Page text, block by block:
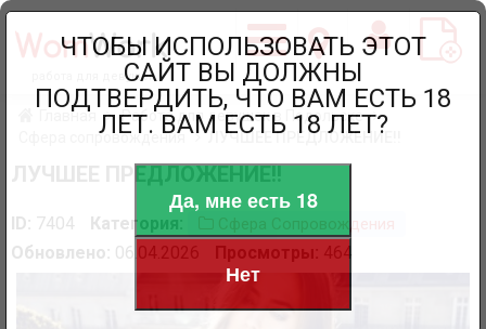
работа для девушек
Главная
Работа для девушек в Подольске
Сфера сопровождения
ЛУЧШЕЕ ПРЕДЛОЖЕНИЕ!!
ЛУЧШЕЕ ПРЕДЛОЖЕНИЕ!!
ID: 7404 Категория: Сфера Сопровождения
Обновлено: 06.04.2026 Просмотры: 464
ЧТОБЫ ИСПОЛЬЗОВАТЬ ЭТОТ
САЙТ ВЫ ДОЛЖНЫ
ПОДТВЕРДИТЬ, ЧТО ВАМ ЕСТЬ 18
ЛЕТ. ВАМ ЕСТЬ 18 ЛЕТ?
Да, мне есть 18
Нет